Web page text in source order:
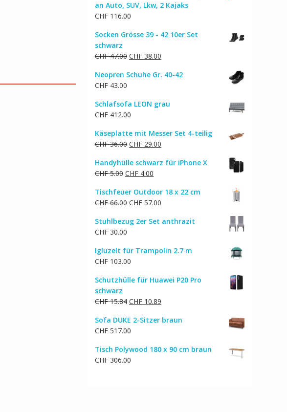
an Auto, SUV, Lkw, 2 Kajaks
CHF 116.00
Socken Grösse 39 - 42 10er Set
schwarz
CHF47.00 Ursprünglicher
war:
CHF 38.00
ist:
Neopren Schuhe Gr. 40-42
CHF 43.00
Schlafsofa LEON grau
CHF 412.00
Käseplatte mit Messer Set 4-teilig
CHF36.00 Ursprünglicher
war:
CHF 36.00
CHF 29.00
ist:
Handyhülle schwarz für iPhone X
CHF5.00 Ursprünglicher
war:
CHF 5.00
CHF 4.00
ist:
CHF 4.00.
Tischfeuer Outdoor 18 x 22 cm
CHF66.00 Ursprünglicher
war:
CHF 57.00
ist:
Stuhlbezug 2er Set anthrazit
CHF 30.00
Igluzelt für Trampolin 2.7 m
CHF 103.00
Schutzhülle für Huawei P20 Pro
schwarz
CHF15.84 Ursprünglicher
war:
CHF 15.84
CHF 10.89
ist:
Sofa DUKE 2-Sitzer braun
CHF 517.00
Tisch Polywood 180 x 90 cm braun
CHF 306.00